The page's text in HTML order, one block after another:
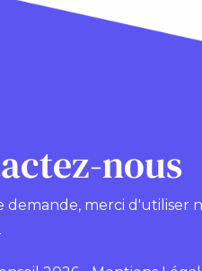
nous
demande, merci d'utiliser